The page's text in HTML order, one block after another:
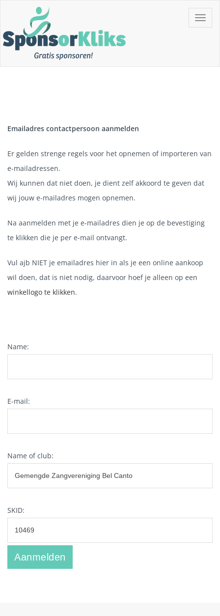
content
Toggle
Emailadres contactpersoon aanmelden
Er gelden strenge regels voor het opnemen of importeren van
e-mailadressen.
Wij kunnen dat niet doen, je dient zelf akkoord te geven dat
wij jouw e-mailadres mogen opnemen.
Na aanmelden met je e-mailadres dien je op de bevestiging
te klikken die je per e-mail ontvangt.
Vul ajb NIET je emailadres hier in als je een online aankoop
wil doen, dat is niet nodig, daarvoor hoef je alleen op een
winkellogo te klikken.
Name:
E-mail:
Name of club:
SKID: